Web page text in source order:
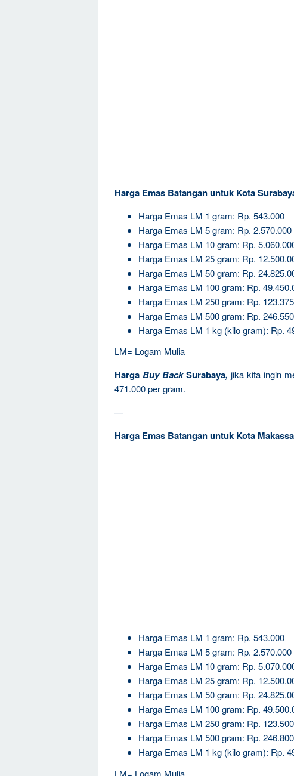
Harga Emas Batangan untuk Kota
Harga Emas LM 1 gram: Rp. 543.000
Harga Emas LM 5 gram: Rp. 2.570.000
Harga Emas LM 10 gram: Rp.
Harga Emas LM 25 gram: Rp.
Harga Emas LM 50 gram: Rp.
Harga Emas LM 100 gram: Rp.
Harga Emas LM 250 gram: Rp.
Harga Emas LM 500 gram: Rp.
Harga Emas LM 1 kg (kilo gram): Rp.
LM= Logam Mulia
Harga Buy BackSurabaya, jika kita ingin
471.000 per gram.
—
Harga Emas Batangan untuk Kota
Harga Emas LM 1 gram: Rp. 543.000
Harga Emas LM 5 gram: Rp. 2.570.000
Harga Emas LM 10 gram: Rp.
Harga Emas LM 25 gram: Rp.
Harga Emas LM 50 gram: Rp.
Harga Emas LM 100 gram: Rp.
Harga Emas LM 250 gram: Rp.
Harga Emas LM 500 gram: Rp.
Harga Emas LM 1 kg (kilo gram): Rp.
LM= Logam Mulia